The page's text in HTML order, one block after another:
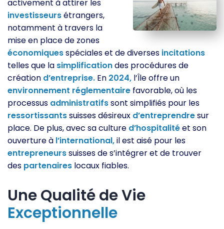
activement à attirer les
investisseursétrangers,
notamment à travers la
mise en place de zones
économiquesspéciales et de diverses incitations
telles que la simplificationdes procédures de
création d’entreprise. En 2024, l’Île offre un
environnement réglementaire favorable, où les
processus administratifssont simplifiés pour les
ressortissantssuisses désireux d’entreprendresur
place. De plus, avec sa culture d’hospitalitéet son
ouverture à l’international,il est aisé pour les
entrepreneurssuisses de s’intégrer et de trouver
des partenaires locaux fiables.
Une Qualité de Vie
Exceptionnelle